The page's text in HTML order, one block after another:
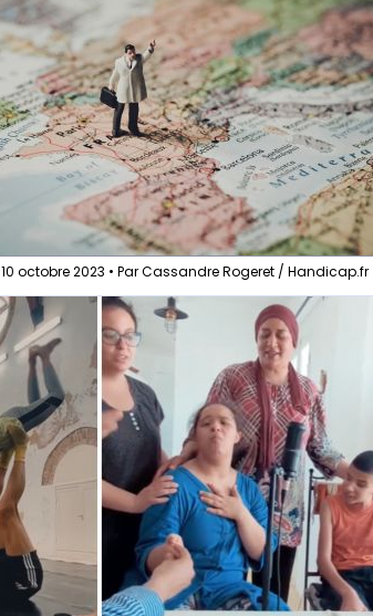
10 octobre 2023 • Par Cassandre Rogeret / Handicap.fr